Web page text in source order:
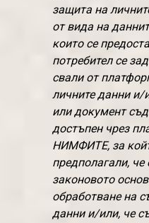
защита на
от вида на
които се
потребител се
свали от
личните данни
или документ
достъпен чрез
НИМФИТЕ, за
предполагали, че
законовото
обработване на
данни и/или, че